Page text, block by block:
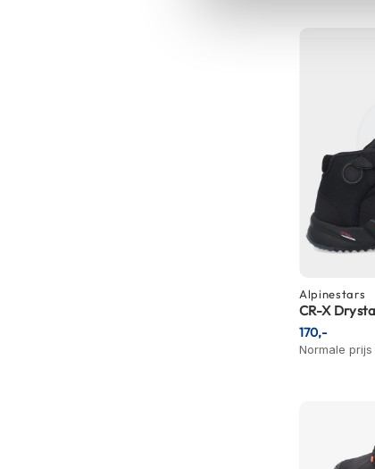
Alpinestars
CR-X
Normale prijs
170,-